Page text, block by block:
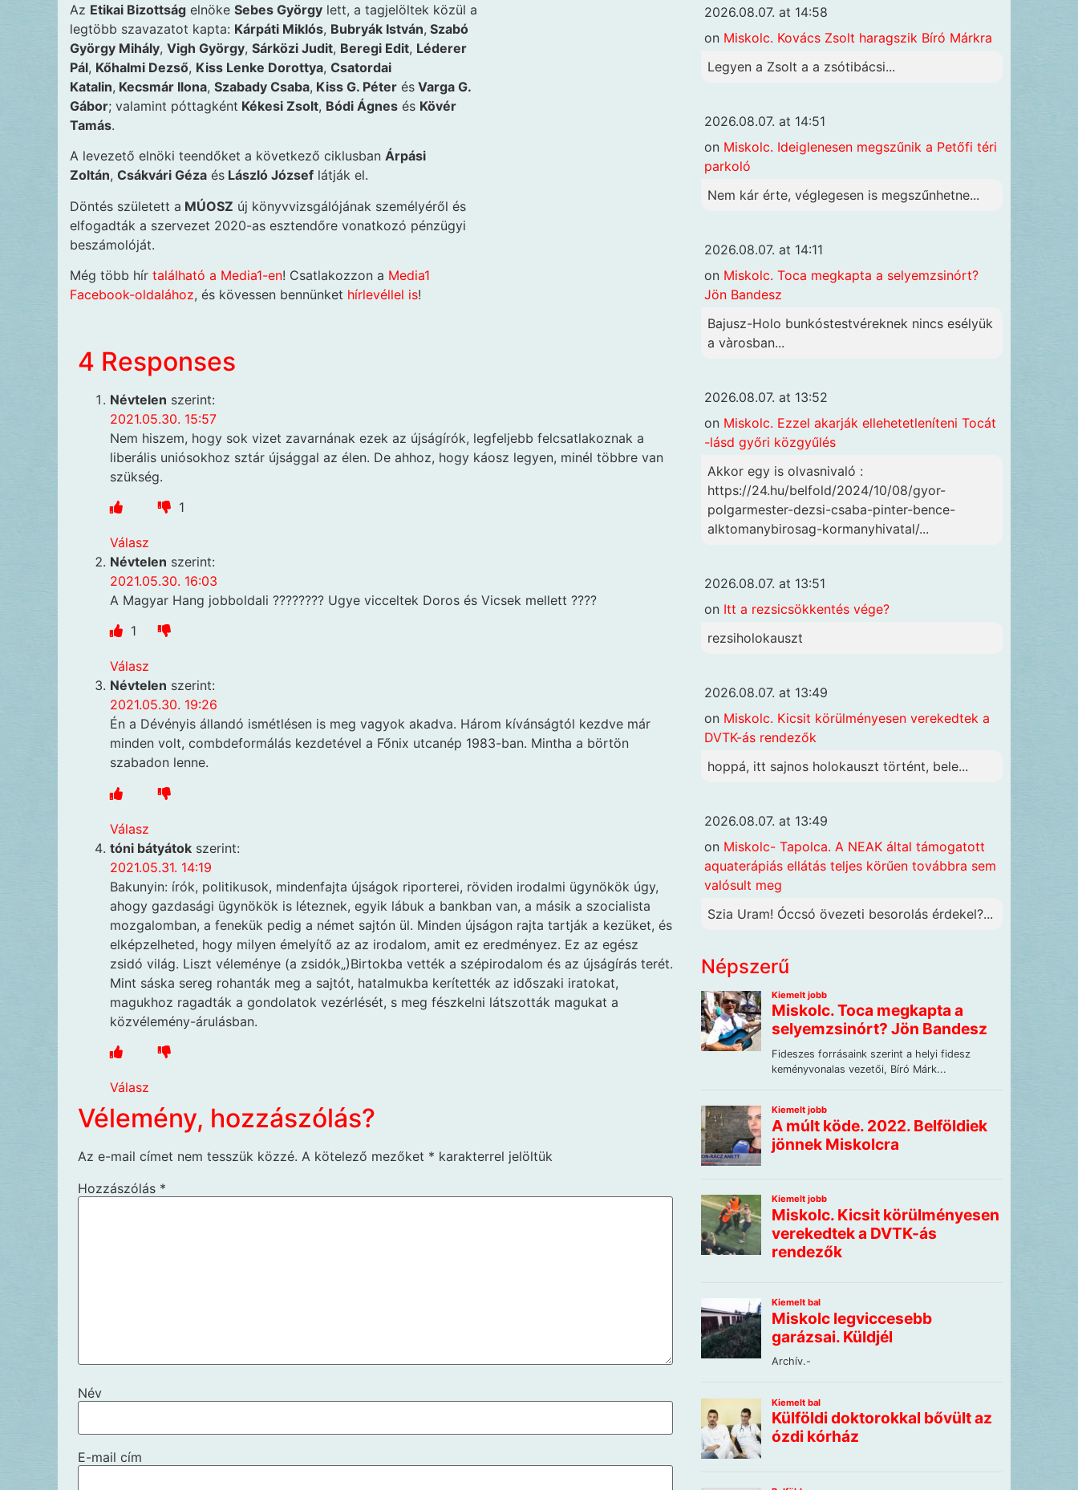
Az Etikai Bizottság elnöke Sebes György lett, a tagjelöltek közül a
legtöbb szavazatot kapta: Kárpáti Miklós, Bubryák István, Szabó
György Mihály, Vigh György, Sárközi Judit, Beregi Edit, Léderer
Pál, Kőhalmi Dezső, Kiss Lenke Dorottya, Csatordai
Katalin, Kecsmár Ilona, Szabady Csaba, Kiss G. Péter és Varga G.
Gábor; valamint póttagként Kékesi Zsolt, Bódi Ágnes és Kövér
Tamás.
A levezető elnöki teendőket a következő ciklusban Árpási
Zoltán, Csákvári Géza és László József látják el.
Döntés született a MÚOSZ új könyvvizsgálójának személyéről és
elfogadták a szervezet 2020-as esztendőre vonatkozó pénzügyi
beszámolóját.
Még több hír található a Media1-en! Csatlakozzon a Media1
Facebook-oldalához, és kövessen bennünket hírlevéllel is!
4 Responses
Névtelen szerint:
2021.05.30. 15:57
Nem hiszem, hogy sok vizet zavarnának ezek az újságírók, legfeljebb felcsatlakoznak a
liberális uniósokhoz sztár újsággal az élen. De ahhoz, hogy káosz legyen, minél többre van
szükség.
1
Válasz
Névtelen szerint:
2021.05.30. 16:03
A Magyar Hang jobboldali ???????? Ugye vicceltek Doros és Vicsek mellett ????
1
Válasz
Névtelen szerint:
2021.05.30. 19:26
Én a Dévényis állandó ismétlésen is meg vagyok akadva. Három kívánságtól kezdve már
minden volt, combdeformálás kezdetével a Főnix utcanép 1983-ban. Mintha a börtön
szabadon lenne.
Válasz
tóni bátyátok szerint:
2021.05.31. 14:19
Bakunyin: írók, politikusok, mindenfajta újságok riporterei, röviden irodalmi ügynökök úgy,
ahogy gazdasági ügynökök is léteznek, egyik lábuk a bankban van, a másik a szocialista
mozgalomban, a fenekük pedig a német sajtón ül. Minden újságon rajta tartják a kezüket, és
elképzelheted, hogy milyen émelyítő az az irodalom, amit ez eredményez. Ez az egész
zsidó világ. Liszt véleménye (a zsidók„)Birtokba vették a szépirodalom és az újságírás terét.
Mint sáska sereg rohanták meg a sajtót, hatalmukba kerítették az időszaki iratokat,
magukhoz ragadták a gondolatok vezérlését, s meg fészkelni látszották magukat a
közvélemény-árulásban.
Válasz
Vélemény, hozzászólás?
Az e-mail címet nem tesszük közzé. A kötelező mezőket * karakterrel jelöltük
Hozzászólás *
Név
E-mail cím
2026.08.07. at 14:58
on Miskolc. Kovács Zsolt haragszik Bíró Márkra
Legyen a Zsolt a a zsótibácsi...
2026.08.07. at 14:51
on Miskolc. Ideiglenesen megszűnik a Petőfi téri
parkoló
Nem kár érte, véglegesen is megszűnhetne...
2026.08.07. at 14:11
on Miskolc. Toca megkapta a selyemzsinórt?
Jön Bandesz
Bajusz-Holo bunkóstestvéreknek nincs esélyük
a vàrosban...
2026.08.07. at 13:52
on Miskolc. Ezzel akarják ellehetetleníteni Tocát
-lásd győri közgyűlés
Akkor egy is olvasnivaló :
https://24.hu/belfold/2024/10/08/gyor-
polgarmester-dezsi-csaba-pinter-bence-
alktomanybirosag-kormanyhivatal/...
2026.08.07. at 13:51
on Itt a rezsicsökkentés vége?
rezsiholokauszt
2026.08.07. at 13:49
on Miskolc. Kicsit körülményesen verekedtek a
DVTK-ás rendezők
hoppá, itt sajnos holokauszt történt, bele...
2026.08.07. at 13:49
on Miskolc- Tapolca. A NEAK által támogatott
aquaterápiás ellátás teljes körűen továbbra sem
valósult meg
Szia Uram! Óccsó övezeti besorolás érdekel?...
Népszerű